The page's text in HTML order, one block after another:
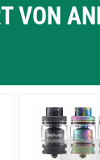
VON